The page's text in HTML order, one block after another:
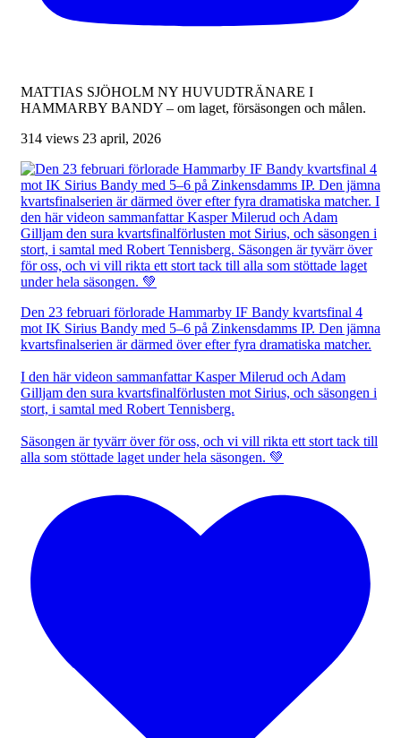
MATTIAS SJÖHOLM NY HUVUDTRÄNARE I
HAMMARBY BANDY – om laget, försäsongen och målen.
314 views 23 april, 2026
Den 23 februari förlorade Hammarby IF Bandy kvartsfinal 4
mot IK Sirius Bandy med 5–6 på Zinkensdamms IP. Den jämna
kvartsfinalserien är därmed över efter fyra dramatiska matcher.
I den här videon sammanfattar Kasper Milerud och Adam
Gilljam den sura kvartsfinalförlusten mot Sirius, och säsongen i
stort, i samtal med Robert Tennisberg.
Säsongen är tyvärr över för oss, och vi vill rikta ett stort tack till
alla som stöttade laget under hela säsongen. 💚